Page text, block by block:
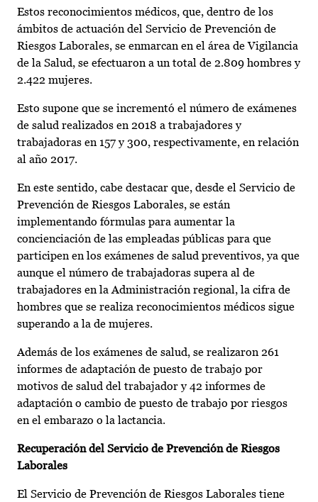
Estos reconocimientos médicos, que, dentro de los
ámbitos de actuación del Servicio de Prevención de
Riesgos Laborales, se enmarcan en el área de Vigilancia
de la Salud, se efectuaron a un total de 2.809 hombres y
2.422 mujeres.
Esto supone que se incrementó el número de exámenes
de salud realizados en 2018 a trabajadores y
trabajadoras en 157 y 300, respectivamente, en relación
al año 2017.
En este sentido, cabe destacar que, desde el Servicio de
Prevención de Riesgos Laborales, se están
implementando fórmulas para aumentar la
concienciación de las empleadas públicas para que
participen en los exámenes de salud preventivos, ya que
aunque el número de trabajadoras supera al de
trabajadores en la Administración regional, la cifra de
hombres que se realiza reconocimientos médicos sigue
superando a la de mujeres.
Además de los exámenes de salud, se realizaron 261
informes de adaptación de puesto de trabajo por
motivos de salud del trabajador y 42 informes de
adaptación o cambio de puesto de trabajo por riesgos
en el embarazo o la lactancia.
Recuperación del Servicio de Prevención de Riesgos
Laborales
El Servicio de Prevención de Riesgos Laborales tiene